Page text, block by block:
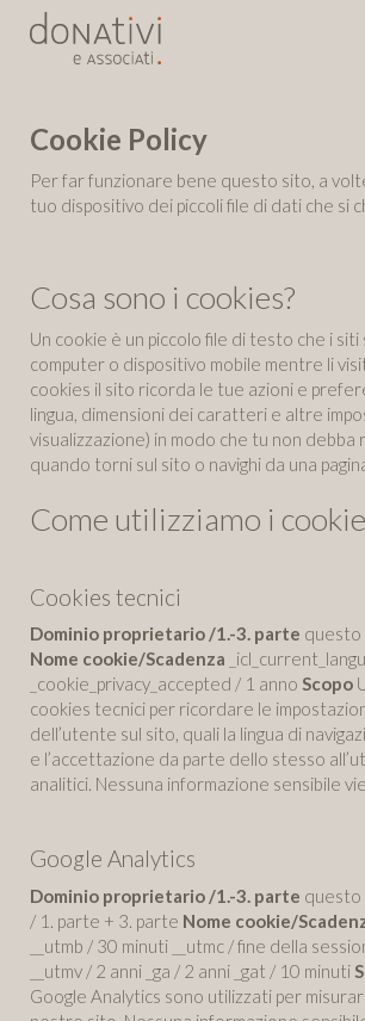
Cookie Policy
Per far funzionare bene questo sito, a
tuo dispositivo dei piccoli file di dati che si
Cosa sono i cookies?
Un cookie è un piccolo file di testo che i siti
computer o dispositivo mobile mentre li
cookies il sito ricorda le tue azioni e
lingua, dimensioni dei caratteri e altre
visualizzazione) in modo che tu non debba
quando torni sul sito o navighi da una
Come utilizziamo i
Cookies tecnici
Dominio proprietario /1.-3. parte questo
Nome cookie/Scadenza
_cookie_privacy_accepted / 1 anno Scopo
cookies tecnici per ricordare le
dell’utente sul sito, quali la lingua di
e l’accettazione da parte dello stesso
analitici. Nessuna informazione sensibile
Google Analytics
Dominio proprietario /1.-3. parte questo
/ 1. parte + 3. parte Nome cookie/
__utmb / 30 minuti __utmc / fine della
__utmv / 2 anni _ga / 2 anni _gat / 10 minuti
Google Analytics sono utilizzati per